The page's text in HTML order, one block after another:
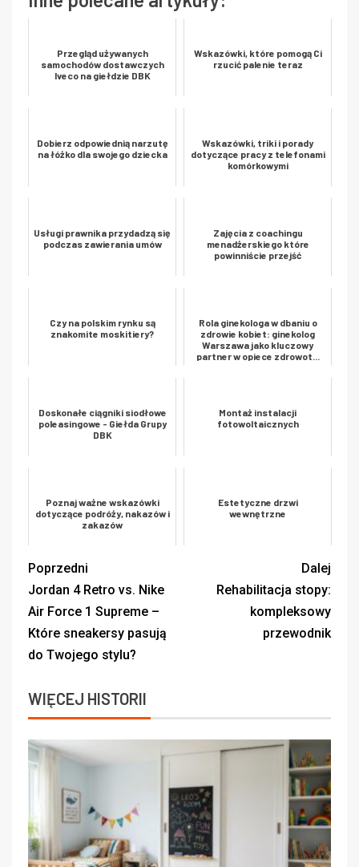
Przegląd używanych
samochodów dostawczych
Iveco na giełdzie DBK
Wskazówki, które pomogą Ci
rzucić palenie teraz
Dobierz odpowiednią narzutę
na łóżko dla swojego dziecka
Wskazówki, triki i porady
dotyczące pracy z telefonami
komórkowymi
Usługi prawnika przydadzą się
podczas zawierania umów
Zajęcia z coachingu
menadżerskiego które
powinniście przejść
Czy na polskim rynku są
znakomite moskitiery?
Rola ginekologa w dbaniu o
zdrowie kobiet: ginekolog
Warszawa jako kluczowy
partner w opiece zdrowot...
Doskonałe ciągniki siodłowe
poleasingowe - Giełda Grupy
DBK
Montaż instalacji
fotowoltaicznych
Poznaj ważne wskazówki
dotyczące podróży, nakazów i
zakazów
Estetyczne drzwi
wewnętrzne
Poprzedni
Jordan 4 Retro vs. Nike
Air Force 1 Supreme –
Które sneakersy pasują
do Twojego stylu?
Dalej
Rehabilitacja stopy:
kompleksowy
przewodnik
WIĘCEJ HISTORII